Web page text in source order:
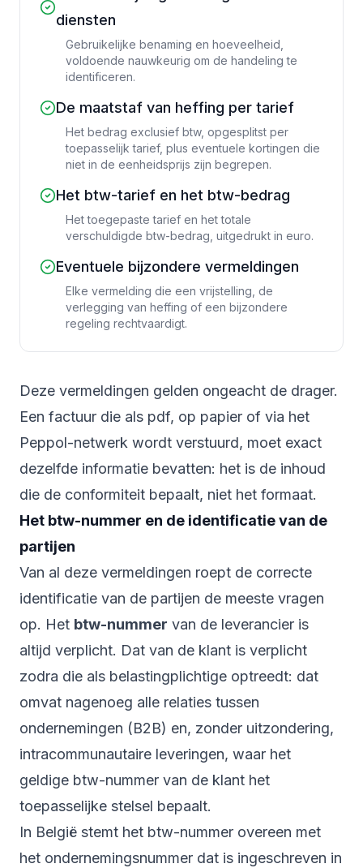
diensten
Gebruikelijke benaming en hoeveelheid,
voldoende nauwkeurig om de handeling te
identificeren.
De maatstaf van heffing per tarief
Het bedrag exclusief btw, opgesplitst per
toepasselijk tarief, plus eventuele kortingen die
niet in de eenheidsprijs zijn begrepen.
Het btw-tarief en het btw-bedrag
Het toegepaste tarief en het totale
verschuldigde btw-bedrag, uitgedrukt in euro.
Eventuele bijzondere vermeldingen
Elke vermelding die een vrijstelling, de
verlegging van heffing of een bijzondere
regeling rechtvaardigt.
Deze vermeldingen gelden ongeacht de drager.
Een factuur die als pdf, op papier of via het
Peppol-netwerk wordt verstuurd, moet exact
dezelfde informatie bevatten: het is de inhoud
die de conformiteit bepaalt, niet het formaat.
Het btw-nummer en de identificatie van de
partijen
Van al deze vermeldingen roept de correcte
identificatie van de partijen de meeste vragen
op. Het btw-nummer van de leverancier is
altijd verplicht. Dat van de klant is verplicht
zodra die als belastingplichtige optreedt: dat
omvat nagenoeg alle relaties tussen
ondernemingen (B2B) en, zonder uitzondering,
intracommunautaire leveringen, waar het
geldige btw-nummer van de klant het
toepasselijke stelsel bepaalt.
In België stemt het btw-nummer overeen met
het ondernemingsnummer dat is ingeschreven in